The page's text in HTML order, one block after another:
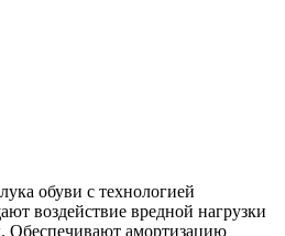
обуви с технологией
воздействие вредной нагрузки
Обеспечивают амортизацию